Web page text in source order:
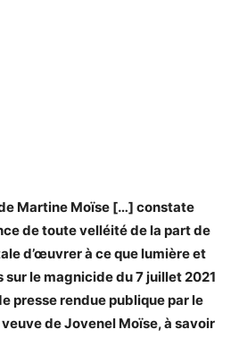
Martine Moïse […] constate
de toute velléité de la part de
d’œuvrer à ce que lumière et
le magnicide du 7 juillet 2021
presse rendue publique par le
de Jovenel Moïse, à savoir